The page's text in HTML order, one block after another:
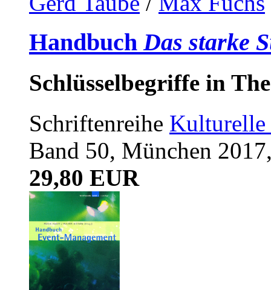
HandbuchDas starke
Schlüsselbegriffe in
Schriftenreihe
Band 50, München
29,80 EUR